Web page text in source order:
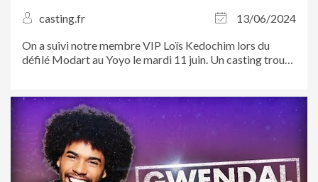
casting.fr
13/06/2024
On a suivi notre membre VIP Loïs Kedochim lors du
défilé Modart au Yoyo le mardi 11 juin. Un casting trouvé